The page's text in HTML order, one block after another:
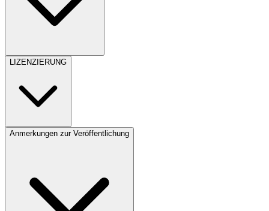
LIZENZIERUNG
Anmerkungen zur Veröffentlichung